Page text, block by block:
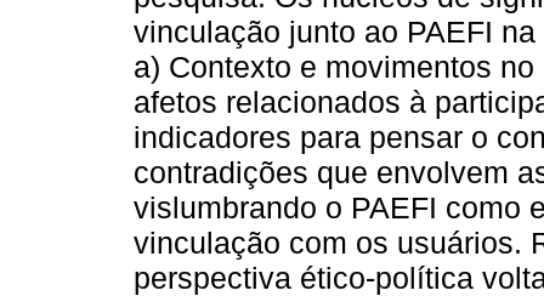
vinculação junto ao PAEFI
a) Contexto e movimentos
afetos relacionados à
indicadores para pensar o
contradições que envolvem
vislumbrando o PAEFI como
vinculação com os usuários.
perspectiva ético-política